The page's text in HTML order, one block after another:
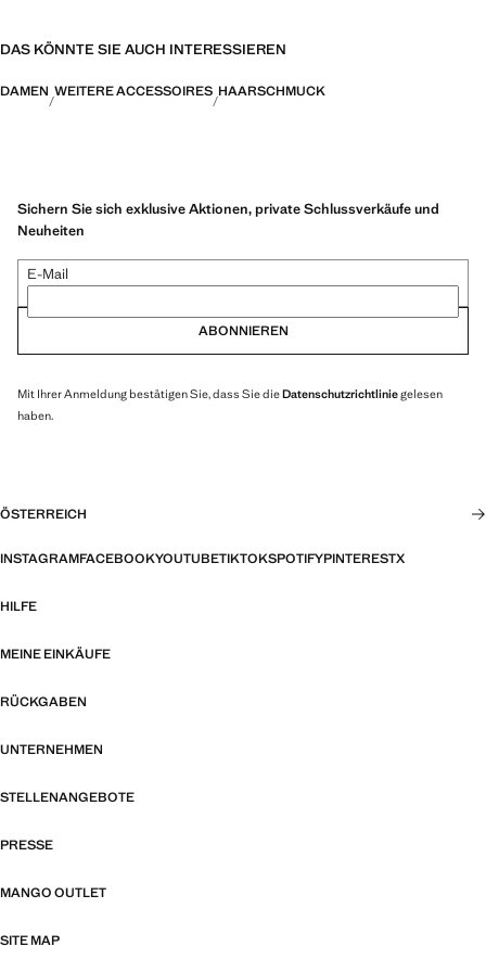
DAS KÖNNTE SIE AUCH INTERESSIEREN
DAMEN WEITERE ACCESSOIRES HAARSCHMUCK
Sichern Sie sich exklusive Aktionen, private Schlussverkäufe und
Neuheiten
E-Mail
ABONNIEREN
Mit Ihrer Anmeldung bestätigen Sie, dass Sie dieDatenschutzrichtliniegelesen
haben.
ÖSTERREICH
INSTAGRAMFACEBOOKYOUTUBETIKTOKSPOTIFYPINTERESTX
HILFE
MEINE EINKÄUFE
RÜCKGABEN
UNTERNEHMEN
STELLENANGEBOTE
PRESSE
MANGO OUTLET
SITE MAP